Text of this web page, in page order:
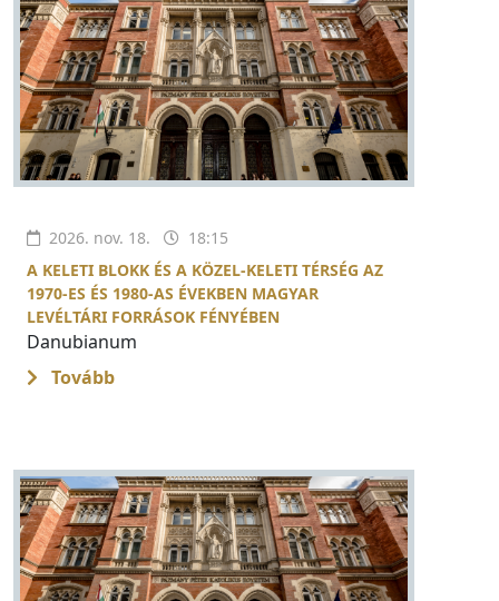
2026. nov. 18.
18:15
A KELETI BLOKK ÉS A KÖZEL-KELETI TÉRSÉG AZ
1970-ES ÉS 1980-AS ÉVEKBEN MAGYAR
LEVÉLTÁRI FORRÁSOK FÉNYÉBEN
Danubianum
Tovább